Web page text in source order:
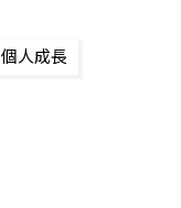
個人成長